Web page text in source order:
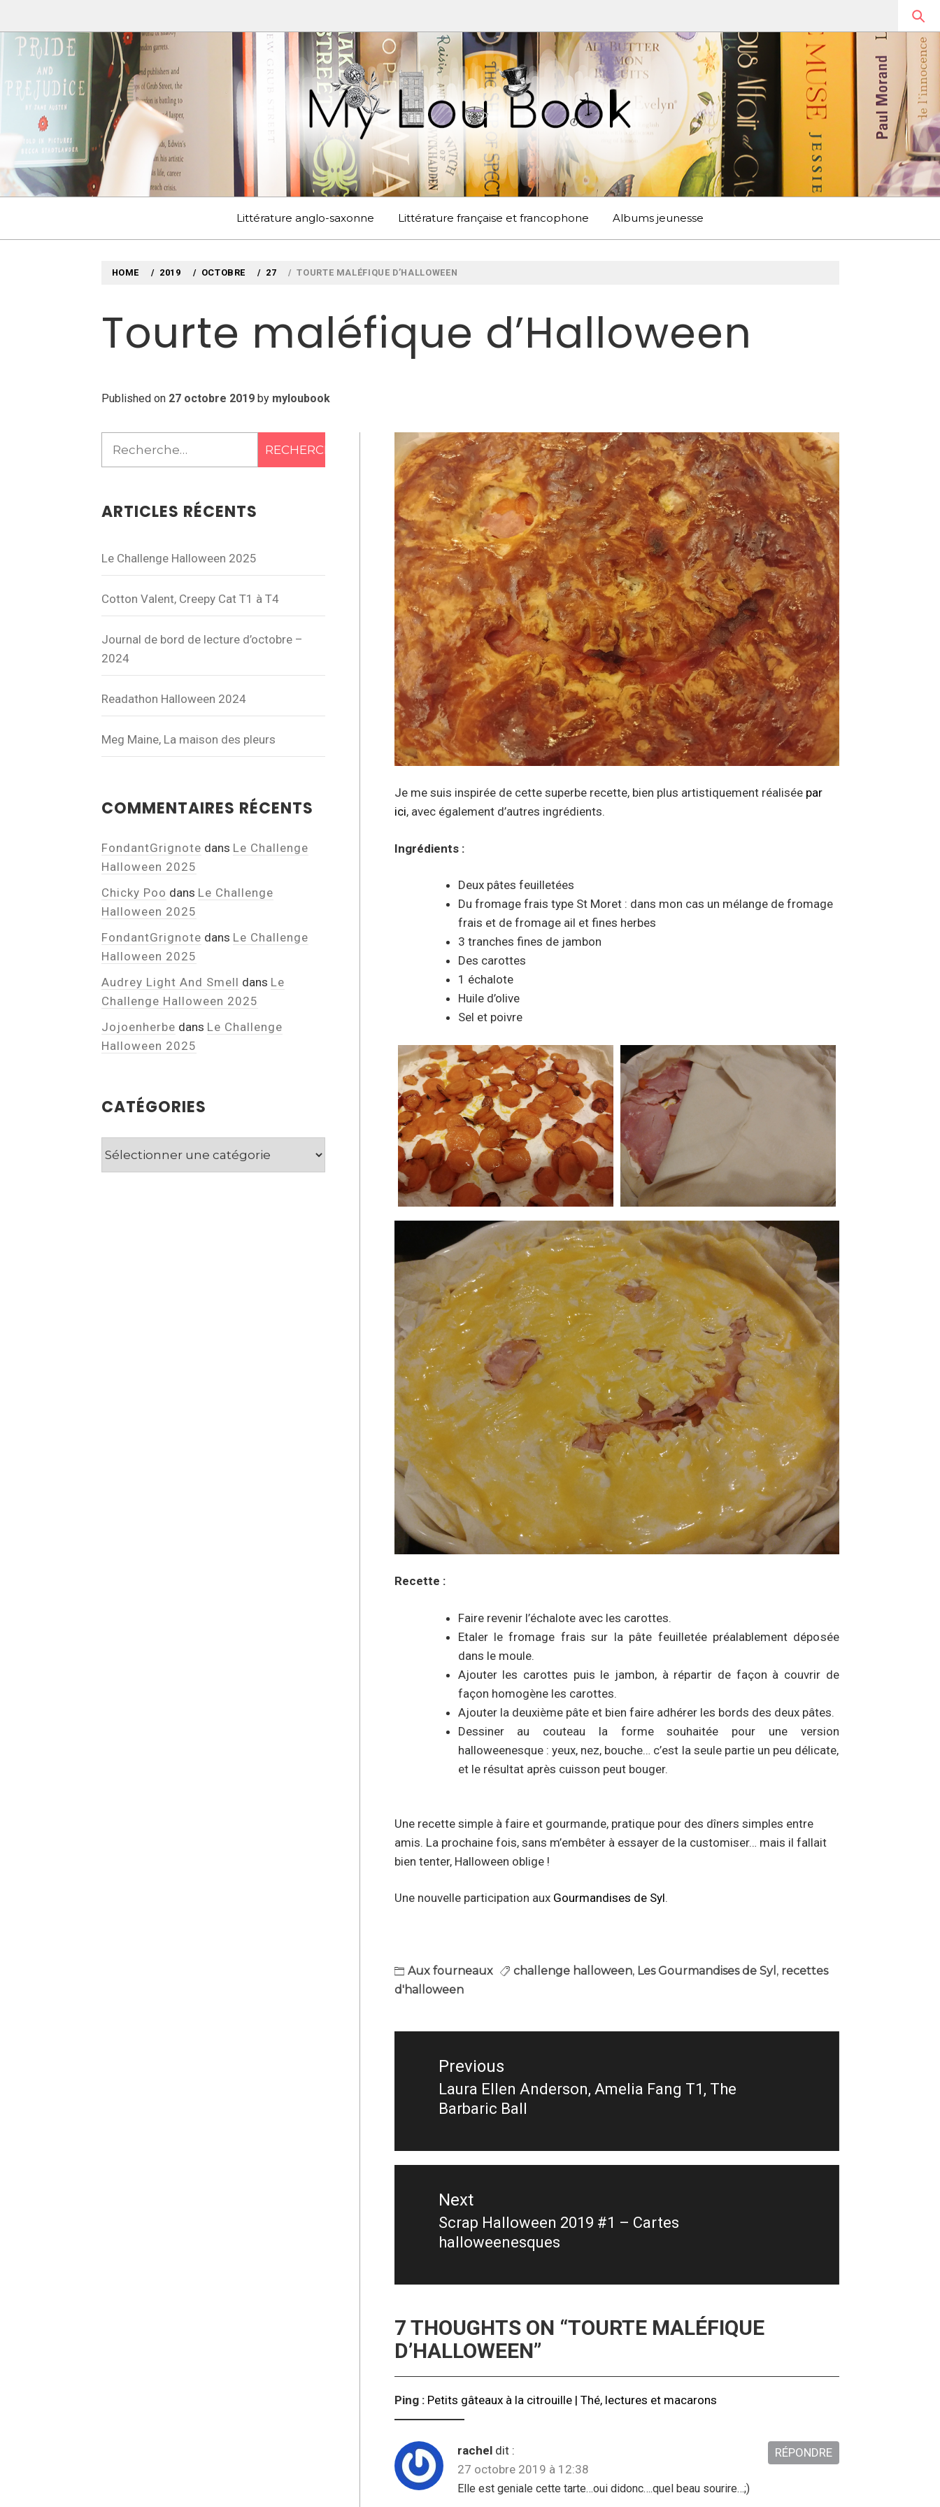
to
content
MYLOUBOOK
VOYAGES LITTÉRAIRES EN ANGLETERRE ET AILLEURS
Littérature anglo-saxonne Littérature française et francophone Albums jeunesse
HOME 2019 OCTOBRE 27 TOURTE MALÉFIQUE D’HALLOWEEN
Tourte maléfique d’Halloween
Published on 27 octobre 2019by myloubook
Je me suis inspirée de cette superbe recette, bien plus artistiquement réalisée par
ici, avec également d’autres ingrédients.
Ingrédients :
Deux pâtes feuilletées
Du fromage frais type St Moret : dans mon cas un mélange de fromage
frais et de fromage ail et fines herbes
3 tranches fines de jambon
Des carottes
1 échalote
Huile d’olive
Sel et poivre
Recette :
Faire revenir l’échalote avec les carottes.
Etaler le fromage frais sur la pâte feuilletée préalablement déposée
dans le moule.
Ajouter les carottes puis le jambon, à répartir de façon à couvrir de
façon homogène les carottes.
Ajouter la deuxième pâte et bien faire adhérer les bords des deux pâtes.
Dessiner au couteau la forme souhaitée pour une version
halloweenesque : yeux, nez, bouche… c’est la seule partie un peu délicate,
et le résultat après cuisson peut bouger.
Une recette simple à faire et gourmande, pratique pour des dîners simples entre
amis. La prochaine fois, sans m’embêter à essayer de la customiser… mais il fallait
bien tenter, Halloween oblige !
Une nouvelle participation aux Gourmandises de Syl.
Aux fourneaux challenge halloween, Les Gourmandises de Syl , recettes
d'halloween
l’article
Previous
Previous
post:
Laura Ellen Anderson, Amelia Fang T1, The
Barbaric Ball
Next
Next
post:
Scrap Halloween 2019 #1 – Cartes
halloweenesques
7 THOUGHTS ON “TOURTE MALÉFIQUE
D’HALLOWEEN”
Ping : Petits gâteaux à la citrouille | Thé, lectures et macarons
rachel dit :
27 octobre 2019 à 12:38
Elle est geniale cette tarte…oui didonc….quel beau sourire…;)
RÉPONDRE
Rechercher :
ARTICLES RÉCENTS
Le Challenge Halloween 2025
Cotton Valent, Creepy Cat T1 à T4
Journal de bord de lecture d’octobre –
2024
Readathon Halloween 2024
Meg Maine, La maison des pleurs
COMMENTAIRES RÉCENTS
FondantGrignote dans Le Challenge
Halloween 2025
Chicky Poo dans Le Challenge
Halloween 2025
FondantGrignote dans Le Challenge
Halloween 2025
Audrey Light And Smell dans Le
Challenge Halloween 2025
Jojoenherbe dans Le Challenge
Halloween 2025
CATÉGORIES
Catégories